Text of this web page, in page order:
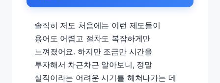
솔직히 저도 처음에는 이런 제도들이
용어도 어렵고 절차도 복잡하게만
느껴졌어요. 하지만 조금만 시간을
투자해서 차근차근 알아보니, 정말
실직이라는 어려운 시기를 헤쳐나가는 데